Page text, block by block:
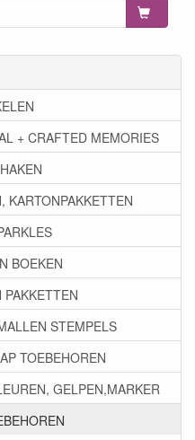
+ CRAFTED MEMORIES
KARTONPAKKETTEN
BOEKEN
STEMPELS
TOEBEHOREN
GELPEN,MARKER